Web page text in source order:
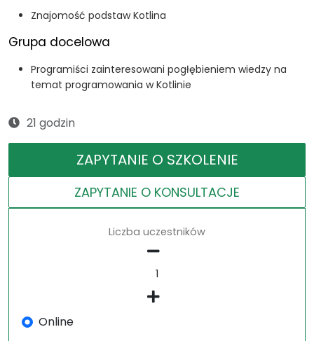
Znajomość podstaw Kotlina
Grupa docelowa
Programiści zainteresowani pogłębieniem wiedzy na
temat programowania w Kotlinie
21 godzin
ZAPYTANIE O SZKOLENIE
ZAPYTANIE O KONSULTACJE
Liczba uczestników
Online